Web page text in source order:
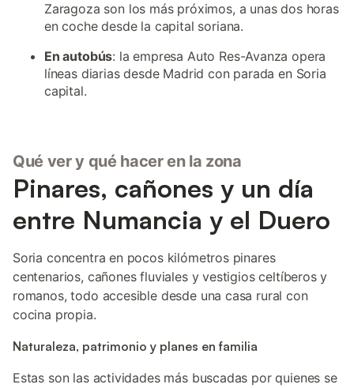
Zaragoza son los más próximos, a unas dos horas
en coche desde la capital soriana.
En autobús: la empresa Auto Res-Avanza opera
líneas diarias desde Madrid con parada en Soria
capital.
Qué ver y qué hacer en la zona
Pinares, cañones y un día
entre Numancia y el Duero
Soria concentra en pocos kilómetros pinares
centenarios, cañones fluviales y vestigios celtíberos y
romanos, todo accesible desde una casa rural con
cocina propia.
Naturaleza, patrimonio y planes en familia
Estas son las actividades más buscadas por quienes se